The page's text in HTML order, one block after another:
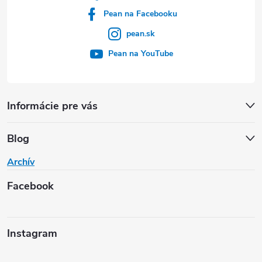
Informácie pre vás
Blog
Archív
Facebook
Pean na Facebooku
pean.sk
Pean na YouTube
Instagram